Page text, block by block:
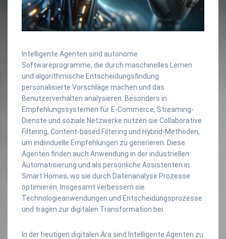
Intelligente Agenten sind autonome
Softwareprogramme, die durch maschinelles Lernen
und algorithmische Entscheidungsfindung
personalisierte Vorschläge machen und das
Benutzerverhalten analysieren. Besonders in
Empfehlungssystemen für E-Commerce, Streaming-
Dienste und soziale Netzwerke nutzen sie Collaborative
Filtering, Content-based Filtering und Hybrid-Methoden,
um individuelle Empfehlungen zu generieren. Diese
Agenten finden auch Anwendung in der industriellen
Automatisierung und als persönliche Assistenten in
Smart Homes, wo sie durch Datenanalyse Prozesse
optimieren. Insgesamt verbessern sie
Technologieanwendungen und Entscheidungsprozesse
und tragen zur digitalen Transformation bei.
In der heutigen digitalen Ära sind Intelligente Agenten zu